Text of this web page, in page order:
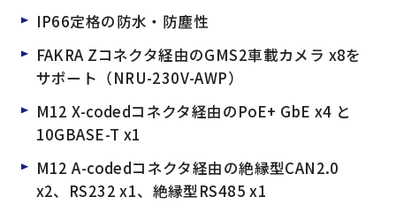
IP66定格の防水・防塵性
FAKRA Zコネクタ経由のGMS2車載カメラ x8を
サポート（NRU-230V-AWP）
M12 X-codedコネクタ経由のPoE+ GbE x4 と
10GBASE-T x1
M12 A-codedコネクタ経由の絶縁型CAN2.0
x2、RS232 x1、絶縁型RS485 x1